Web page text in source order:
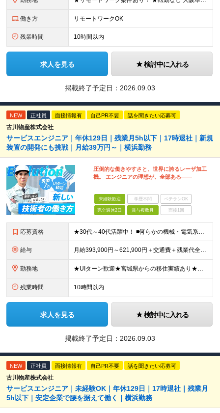
働き方 リモートワークOK
残業時間 10時間以内
求人を見る 検討中に入れる
掲載終了予定日： 2026.09.03
NEW 正社員 面接情報有 自己PR不要 話を聞きたい応募可
古川物産株式会社
サービスエンジニア｜年休129日｜残業月5h以下｜17時退社｜新規
装置の開発にも挑戦｜月給39万円～｜横浜勤務
圧倒的な働きやすさと、世界に誇るレーザ加工
機。 エンジニアの理想が、全部ある――
未経験歓迎 学歴不問 ベテランOK
完全週休2日 賞与複数月 面接1回
応募資格 ★30代～40代活躍中！ ■何らかの機械・電気系の技術職経験をお持ちの方 ■高卒以上 《こんな方にピッタリ》 □これまで培った機械・電気の知識を活かしたい □技術者として専門性をさらに高めたい □
給与 月給393,900円～621,900円＋交通費＋残業代全額＋家族手当＋出張手当など ※経験やスキルを考慮して決定いたします ※残業代は別途全額支給いたします ※試用期間6カ月あり（期間中の給与・待遇
勤務地 ★UIターン歓迎★宮城県からの移住実績あり★転勤なし 【横浜ラボ】神奈川県横浜市西区戸部町3-50 イイダビル 1F ※(変更の範囲)上記を除く当社関連勤務地
残業時間 10時間以内
求人を見る 検討中に入れる
掲載終了予定日： 2026.09.03
NEW 正社員 面接情報有 自己PR不要 話を聞きたい応募可
古川物産株式会社
サービスエンジニア｜未経験OK｜年休129日｜17時退社｜残業月
5h以下｜安定企業で腰を据えて働く｜横浜勤務